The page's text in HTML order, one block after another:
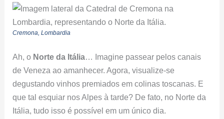
Cremona, Lombardia
Ah, o Norte da Itália… Imagine passear pelos canais
de Veneza ao amanhecer. Agora, visualize-se
degustando vinhos premiados em colinas toscanas. E
que tal esquiar nos Alpes à tarde? De fato, no Norte da
Itália, tudo isso é possível em um único dia.